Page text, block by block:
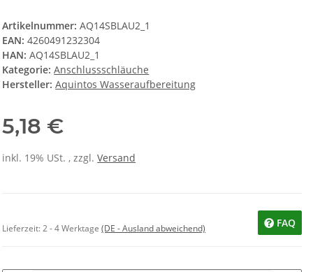
Artikelnummer:AQ14SBLAU2_1
EAN: 4260491232304
HAN: AQ14SBLAU2_1
Kategorie:Anschlussschläuche
Hersteller: Aquintos Wasseraufbereitung
5,18 €
inkl. 19% USt. , zzgl.Versand
Lieferzeit:2 - 4 Werktage(DE - Ausland abweichend) FAQ